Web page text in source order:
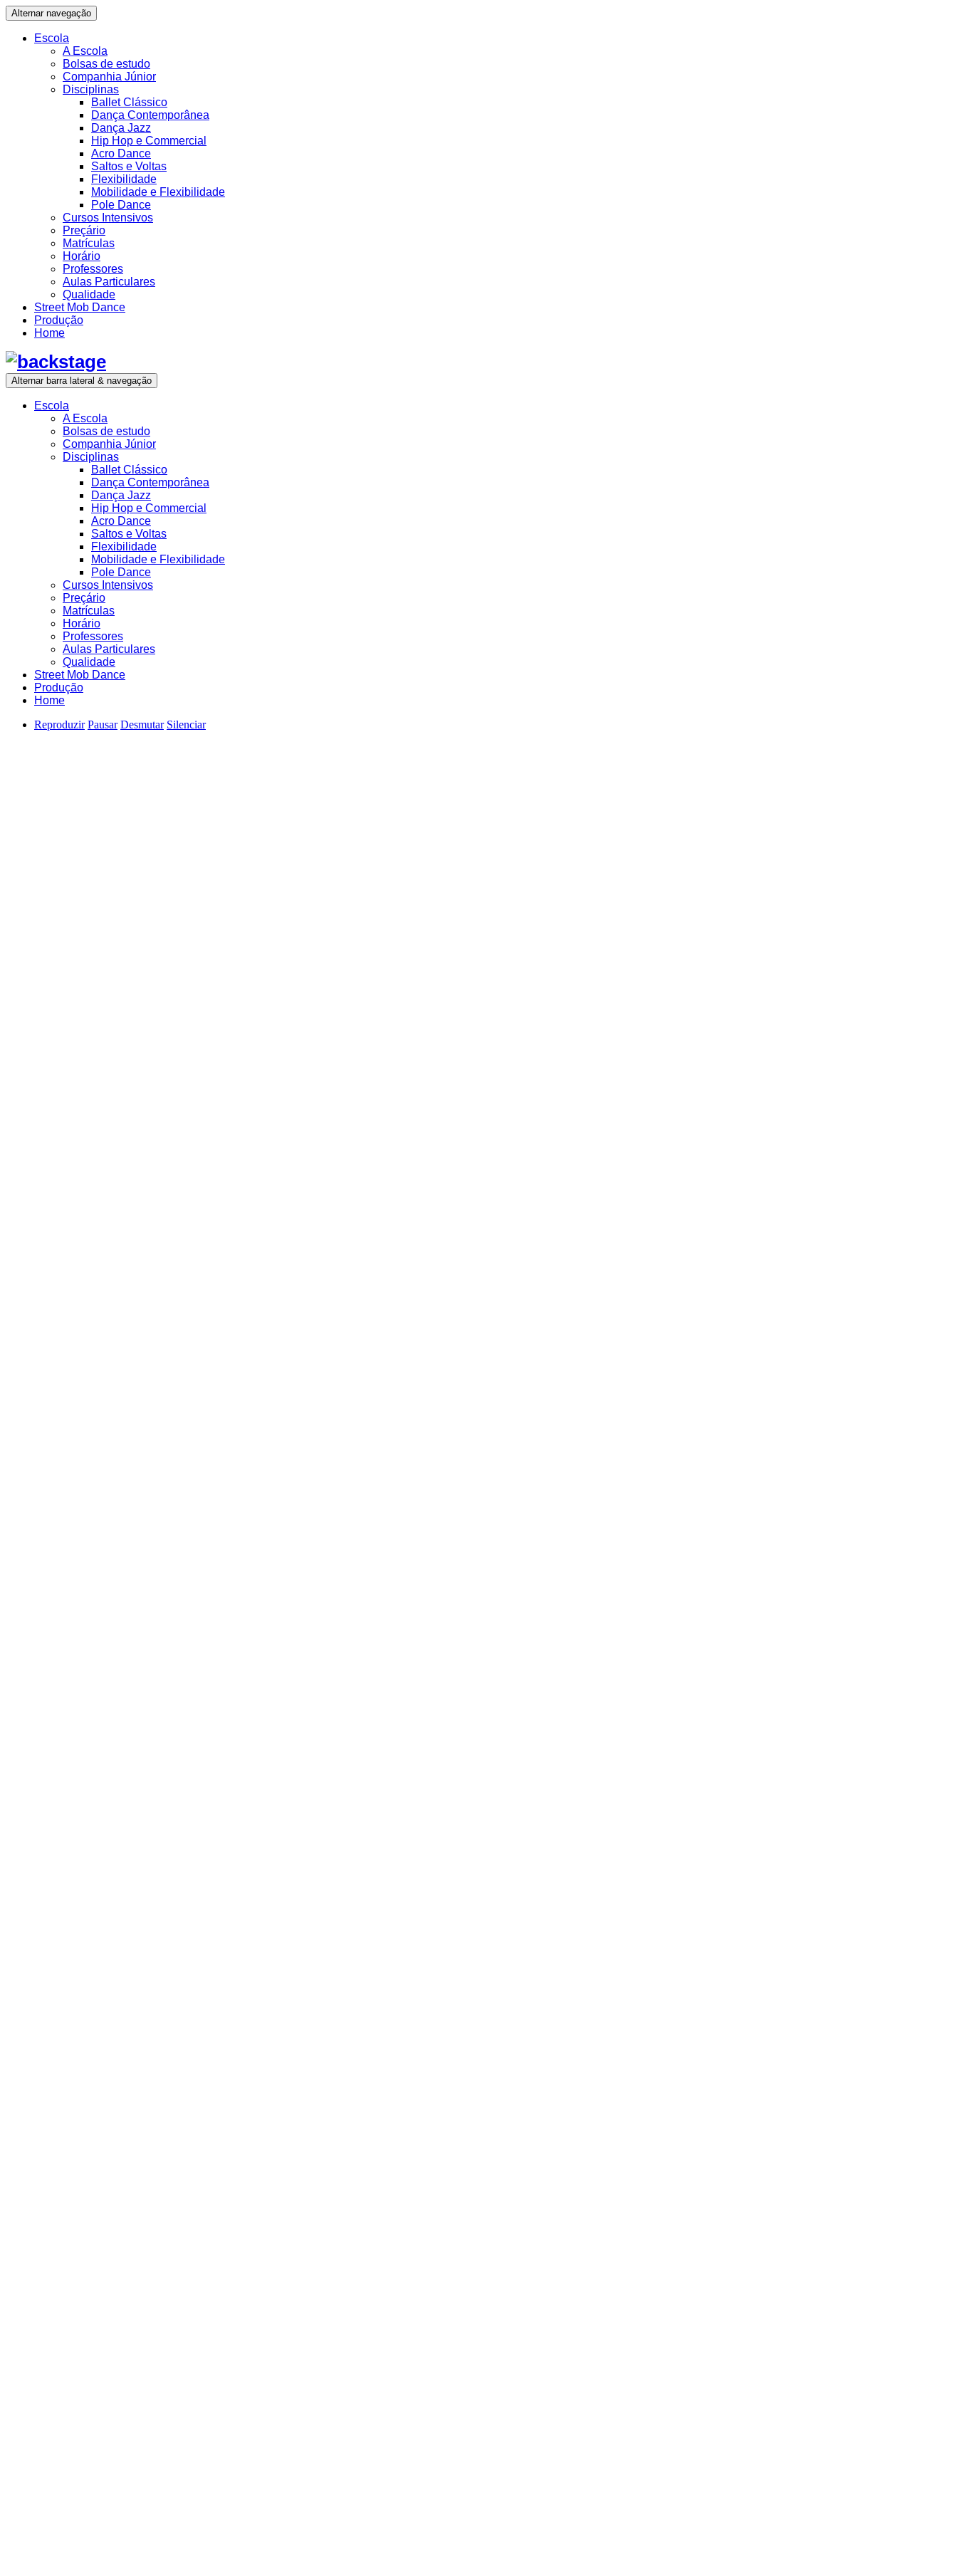
Alternar navegação
Escola
A Escola
Bolsas de estudo
Companhia Júnior
Disciplinas
Ballet Clássico
Dança Contemporânea
Dança Jazz
Hip Hop e Commercial
Acro Dance
Saltos e Voltas
Flexibilidade
Mobilidade e Flexibilidade
Pole Dance
Cursos Intensivos
Preçário
Matrículas
Horário
Professores
Aulas Particulares
Qualidade
Street Mob Dance
Produção
Home
Alternar barra lateral & navegação
Escola
A Escola
Bolsas de estudo
Companhia Júnior
Disciplinas
Ballet Clássico
Dança Contemporânea
Dança Jazz
Hip Hop e Commercial
Acro Dance
Saltos e Voltas
Flexibilidade
Mobilidade e Flexibilidade
Pole Dance
Cursos Intensivos
Preçário
Matrículas
Horário
Professores
Aulas Particulares
Qualidade
Street Mob Dance
Produção
Home
Reproduzir Pausar Desmutar Silenciar